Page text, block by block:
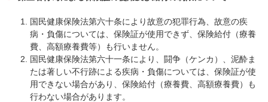
国民健康保険法第六十条により故意の犯罪行為、故意の疾
病・負傷については、保険証が使用できず、保険給付（療養
費、高額療養費等）も行いません。
国民健康保険法第六十一条により、闘争（ケンカ）、泥酔ま
たは著しい不行跡による疾病・負傷については、保険証が使
用できない場合があり、保険給付（療養費、高額療養費）も
行わない場合があります。